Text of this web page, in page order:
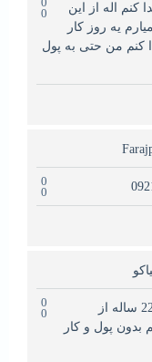
0
کنم اله از این
یه روز کار
کنم من حتی به پول
0
0
0
0
وللە خاک بر سرمون شده، منم جوانی 22 سالە از
بدون پول و کار